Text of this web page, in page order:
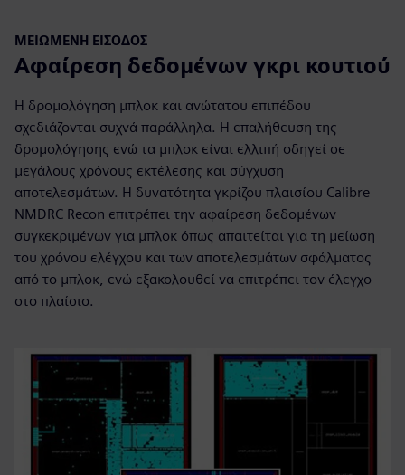
ΜΕΙΩΜΈΝΗ ΕΊΣΟΔΟΣ
Αφαίρεση δεδομένων γκρι κουτιού
Η δρομολόγηση μπλοκ και ανώτατου επιπέδου
σχεδιάζονται συχνά παράλληλα. Η επαλήθευση της
δρομολόγησης ενώ τα μπλοκ είναι ελλιπή οδηγεί σε
μεγάλους χρόνους εκτέλεσης και σύγχυση
αποτελεσμάτων. Η δυνατότητα γκρίζου πλαισίου Calibre
NMDRC Recon επιτρέπει την αφαίρεση δεδομένων
συγκεκριμένων για μπλοκ όπως απαιτείται για τη μείωση
του χρόνου ελέγχου και των αποτελεσμάτων σφάλματος
από το μπλοκ, ενώ εξακολουθεί να επιτρέπει τον έλεγχο
στο πλαίσιο.